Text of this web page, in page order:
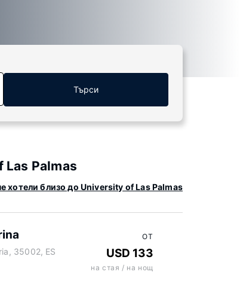
Търси
Las Palmas
хотели близо до University of Las Palmas
35002, ES
ОТ
USD 133
на стая / на нощ